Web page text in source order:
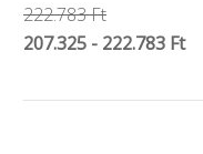
222.783 Ft
207.325 - 222.783 Ft